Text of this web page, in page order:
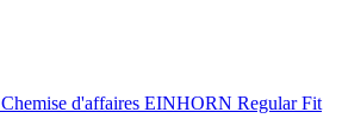
Chemise d'affaires EINHORN Regular Fit